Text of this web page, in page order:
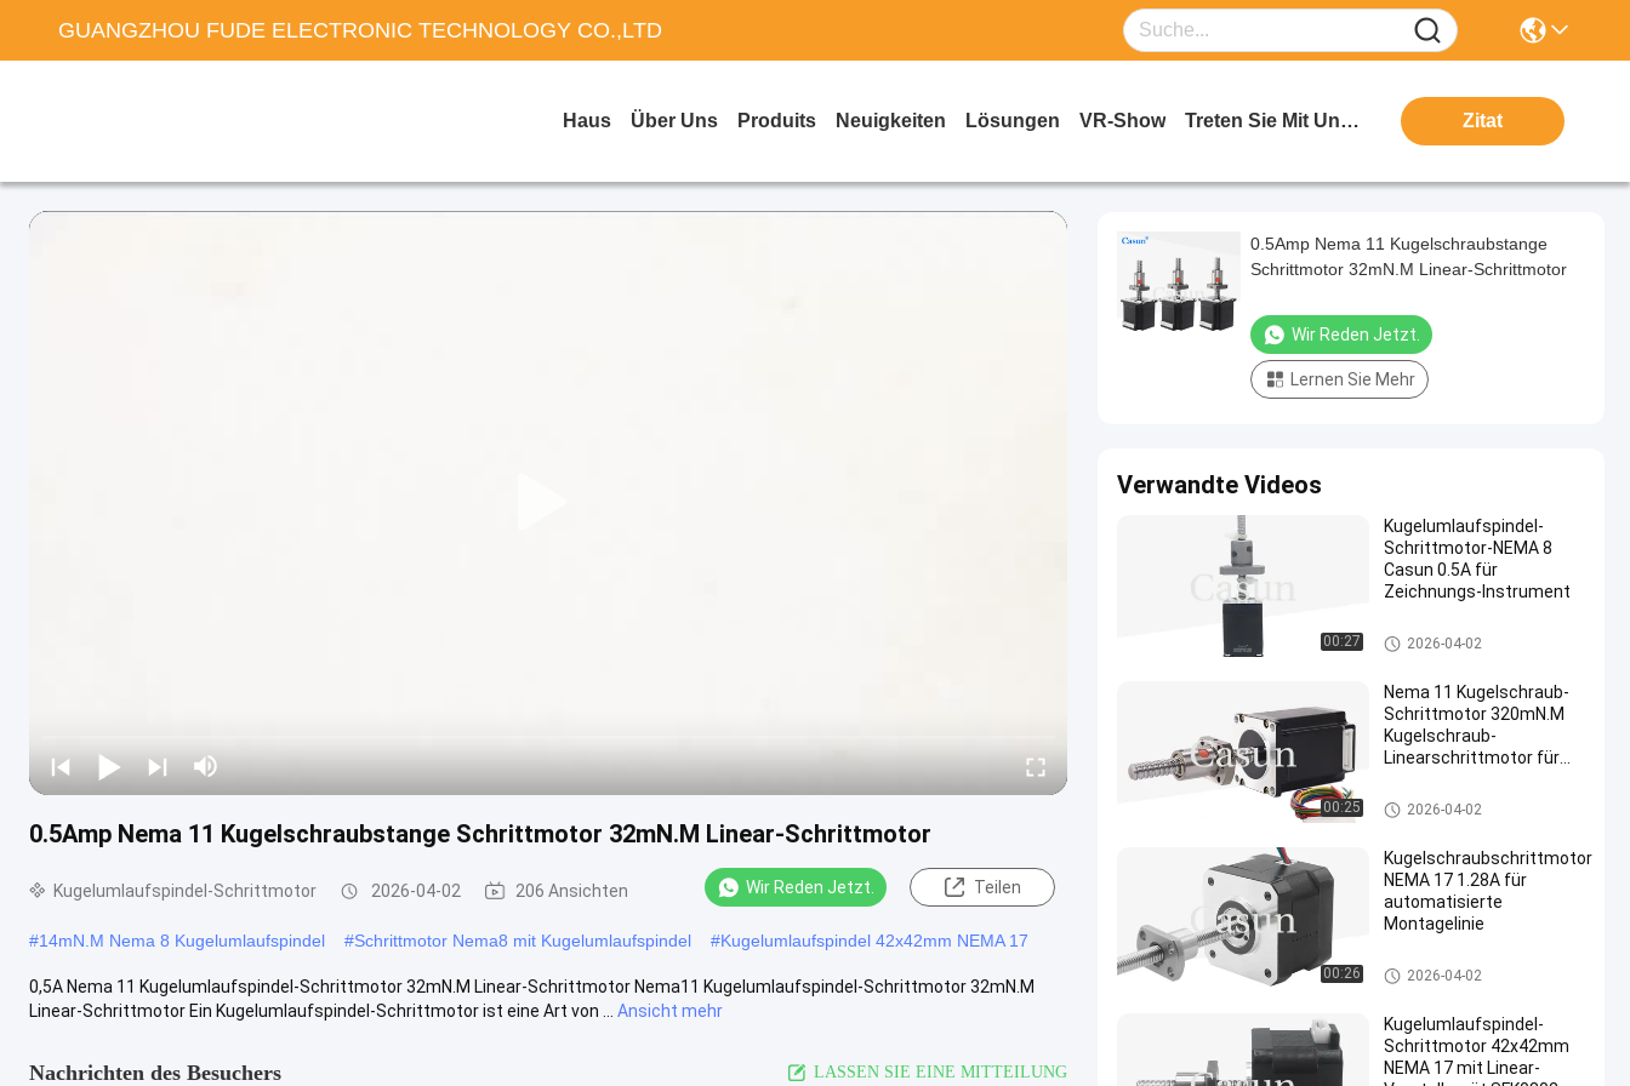
GUANGZHOU FUDE ELECTRONIC TECHNOLOGY CO.,LTD
Haus Über Uns Produits Neuigkeiten Lösungen VR-Show Treten Sie Mit Uns In Verbindung Zitat
0.5Amp Nema 11 Kugelschraubstange Schrittmotor 32mN.M Linear-Schrittmotor
Kugelumlaufspindel-Schrittmotor 2026-04-02 206 Ansichten Wir Reden Jetzt. Teilen
#14mN.M Nema 8 Kugelumlaufspindel #Schrittmotor Nema8 mit Kugelumlaufspindel #Kugelumlaufspindel 42x42mm NEMA 17
0,5A Nema 11 Kugelumlaufspindel-Schrittmotor 32mN.M Linear-Schrittmotor Nema11 Kugelumlaufspindel-Schrittmotor 32mN.M
Linear-Schrittmotor Ein Kugelumlaufspindel-Schrittmotor ist eine Art von ...
Ansicht mehr
Nachrichten des Besuchers LASSEN SIE EINE MITTEILUNG
0.5Amp Nema 11 Kugelschraubstange
Schrittmotor 32mN.M Linear-Schrittmotor
Wir Reden Jetzt.
Lernen Sie Mehr
Verwandte Videos
00:27
Kugelumlaufspindel-
Schrittmotor-NEMA 8
Casun 0.5A für
Zeichnungs-Instrument
Kugelumlaufspindel NEMA 17
2026-04-02
00:25
Nema 11 Kugelschraub-
Schrittmotor 320mN.M
Kugelschraub-
Linearschrittmotor für
Kugelumlaufspindel NEMA 17
2026-04-02
00:26
Kugelschraubschrittmotor
NEMA 17 1.28A für
automatisierte
Montagelinie
Kugelumlaufspindel NEMA 17
2026-04-02
Kugelumlaufspindel-
Schrittmotor 42x42mm
NEMA 17 mit Linear-